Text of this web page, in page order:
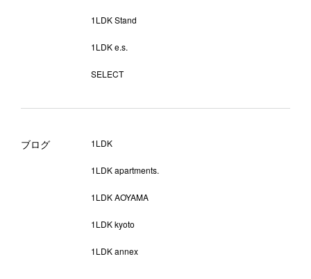
1LDK Stand
1LDK e.s.
SELECT
ブログ 1LDK
1LDK apartments.
1LDK AOYAMA
1LDK kyoto
1LDK annex